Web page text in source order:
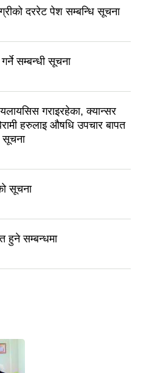
दररेट पेश सम्बन्धि सूचना
सम्बन्धी सूचना
गराइरहेका, क्यान्सर
हरुलाइ औषधि उपचार बापत
सूचना
सूचना
हुने सम्बन्धमा